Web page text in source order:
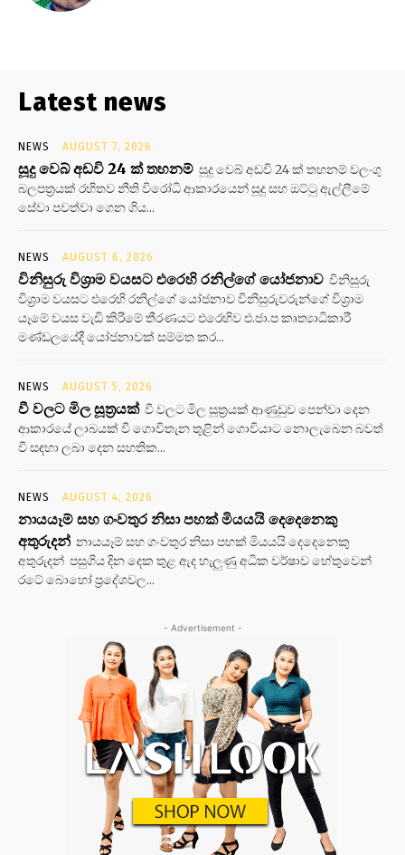
Latest news
NEWS AUGUST 7, 2026
සූදු වෙබ් අඩවි 24 ක් තහනම් සූදු වෙබ් අඩවි 24 ක් තහනම් වලංගු
බලපත්‍රයක් රහිතව නීති විරෝධි ආකාරයෙන් සූදු සහ ඔට්ටු ඇල්ලීමේ
සේවා පවත්වා ගෙන ගිය...
NEWS AUGUST 6, 2026
විනිසුරු විශ්‍රාම වයසට එරෙහි රනිල්ගේ යෝජනාව විනිසුරු
විශ්‍රාම වයසට එරෙහි රනිල්ගේ යෝජනාව විනිසුරුවරුන්ගේ විශ්‍රාම
යෑමේ වයස වැඩි කිරීමේ තීරණයට එරෙහිව එ.ජා.ප කෘත්‍යාධිකාරී
මණ්ඩලයේදී යෝජනාවක් සම්මත කර...
NEWS AUGUST 5, 2026
වී වලට මිල සූත්‍රයක් වී වලට මිල සූත්‍රයක් ආණුඩුව පෙන්වා දෙන
ආකාරයේ ලාබයක් වී ගොවිතැන තුළින් ගොවියාට නොලැබෙන බවත්
වී සඳහා ලබා දෙන සහතික...
NEWS AUGUST 4, 2026
නායයෑම් සහ ගංවතුර නිසා පහක් මියයයි දෙදෙනෙකු
අතුරුදන් නායයෑම් සහ ගංවතුර නිසා පහක් මියයයි දෙදෙනෙකු
අතුරුදන් පසුගිය දින දෙක තුළ ඇද හැලුණු අධික වර්ෂාව හේතුවෙන්
රටේ බොහෝ ප්‍රදේශවල...
- Advertisement -